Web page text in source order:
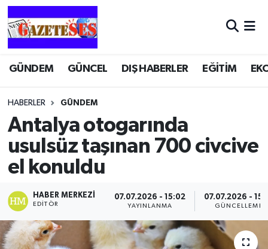
GÜNDEM GÜNCEL DIŞ HABERLER EĞİTİM
HABERLER GÜNDEM
Antalya otogarında
usulsüz taşınan 700 civcive
el konuldu
HABER MERKEZI
EDITÖR
07.07.2026 - 15:02
YAYINLANMA
07.07.2026 -
GÜNCELLEME